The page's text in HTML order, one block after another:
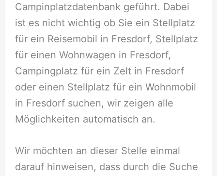
Campinplatzdatenbank geführt. Dabei
ist es nicht wichtig ob Sie ein Stellplatz
für ein Reisemobil in Fresdorf, Stellplatz
für einen Wohnwagen in Fresdorf,
Campingplatz für ein Zelt in Fresdorf
oder einen Stellplatz für ein Wohnmobil
in Fresdorf suchen, wir zeigen alle
Möglichkeiten automatisch an.
Wir möchten an dieser Stelle einmal
darauf hinweisen, dass durch die Suche